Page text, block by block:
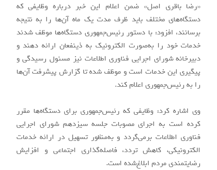
«رضا باقری اصل» ضمن اعلام این خبر درباره وظایفی که
دستگاه‌های مختلف باید ظرف مدت یک ماه آن‌ها را به نتیجه
برسانند، افزود: با دستور رئیس‌جمهوری دستگاه‌ها موظف شدند
خدمات خود را به‌صورت الکترونیک به ذینفعان ارائه دهند و
دبیرخانه شورای اجرایی فناوری اطلاعات نیز مسئول رسیدگی و
پیگیری این خدمات است و موظف شده تا گزارش پیشرفت آن‌ها
را به رئیس‌جمهوری اعلام کند.
وی اشاره کرد: وظایفی که رئیس‌جمهوری برای دستگاه‌ها مقرر
کرده‌ است به اجرای مصوبات جلسه سیزدهم شورای اجرایی
فناوری اطلاعات برمی‌گردد و به‌منظور تسهیل در ارائه خدمات
الکترونیکی، کاهش تردد، فاصله‌گذاری اجتماعی و افزایش
رضایتمندی مردم ابلاغ‌شده است.